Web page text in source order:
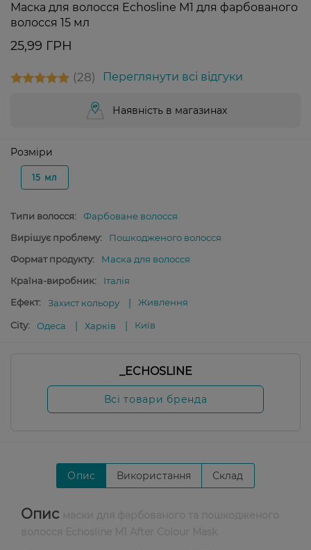
Маска для волосся Echosline M1 для фарбованого
волосся 15 мл
25,99 ГРН
28 Переглянути всі відгуки
Наявність в магазинах
Розміри
15 мл
Типи волосся:
Фарбоване волосся
Вирішує проблему:
Пошкодженого волосся
Формат продукту:
Маска для волосся
Країна-виробник:
Італія
Ефект:
Захист кольору Живлення
City: Одеса Харків Київ
_ECHOSLINE
Всі товари бренда
Опис Використання Склад
Опис